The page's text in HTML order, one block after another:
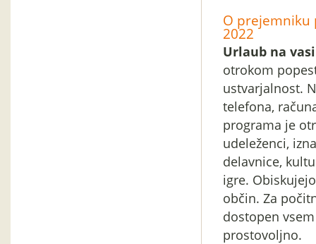
O prejemniku
2022
Urlaub na vasi
otrokom
ustvarjalnost.
telefona,
programa je
udeleženci,
delavnice,
igre.
občin. Za
dostopen
prostovoljno.